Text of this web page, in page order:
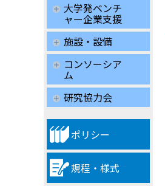
大学発ベンチ
ャー企業支援
施設・設備
コンソーシア
ム
研究協力会
ポリシー
規程・様式